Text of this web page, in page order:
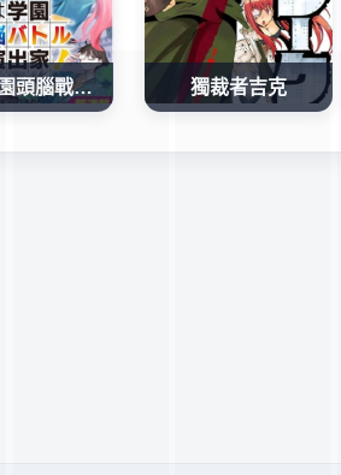
我是校園頭腦戰爭的幕後導演！~自稱路人的我在背後譜寫最強主人公的無雙劇本~ 獨裁者吉克